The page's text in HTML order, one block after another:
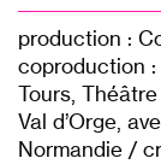
production :
coproduction
Tours,
Val d’Orge,
Normandie /